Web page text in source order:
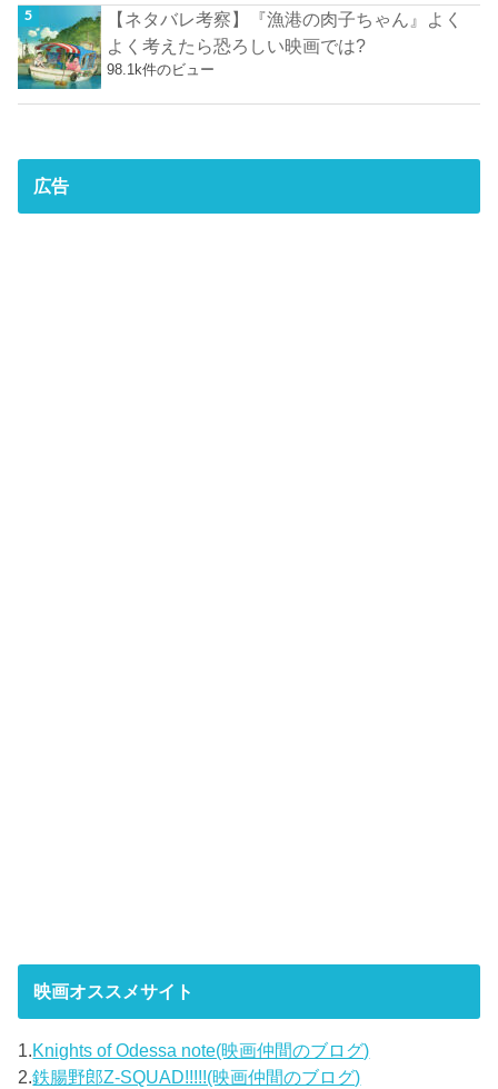
【ネタバレ考察】『漁港の肉子ちゃん』よく
よく考えたら恐ろしい映画では?
98.1k件のビュー
広告
映画オススメサイト
1.Knights of Odessa note(映画仲間のブログ)
2.鉄腸野郎Z-SQUAD!!!!!(映画仲間のブログ)